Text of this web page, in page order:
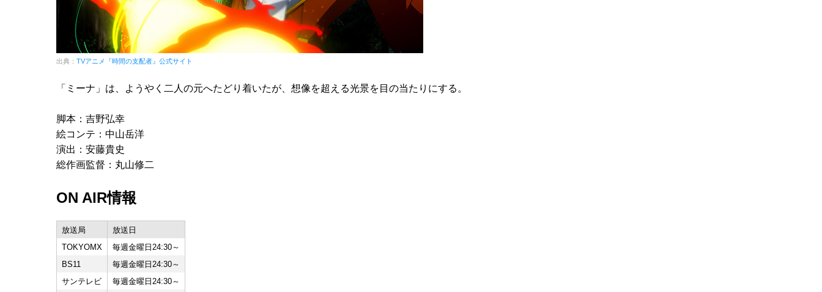
出典： TVアニメ『時間の支配者』公式サイト
「ミーナ」は、ようやく二人の元へたどり着いたが、想像を超える光景を目の当たりにする。
脚本：吉野弘幸
絵コンテ：中山岳洋
演出：安藤貴史
総作画監督：丸山修二
ON AIR情報
放送局
放送日
TOKYOMX
毎週金曜日24:30～
BS11
毎週金曜日24:30～
サンテレビ
毎週金曜日24:30～